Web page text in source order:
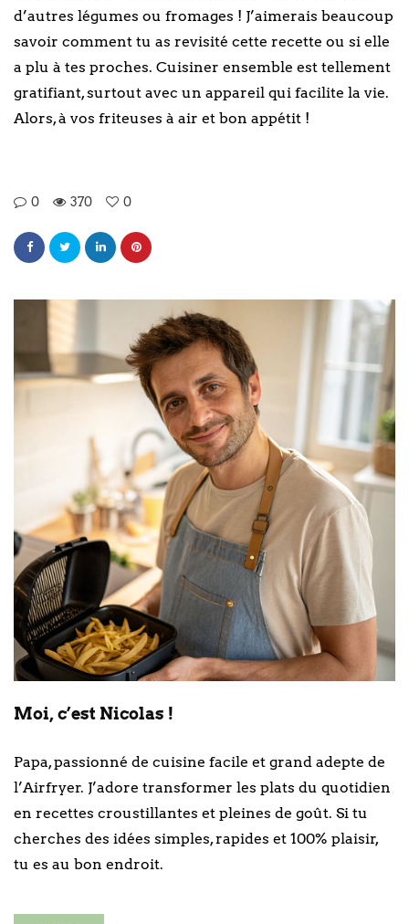
d’autres légumes ou fromages ! J’aimerais beaucoup
savoir comment tu as revisité cette recette ou si elle
a plu à tes proches. Cuisiner ensemble est tellement
gratifiant, surtout avec un appareil qui facilite la vie.
Alors, à vos friteuses à air et bon appétit !
0 370 0
Moi, c’est Nicolas !
Papa, passionné de cuisine facile et grand adepte de
l’Airfryer. J’adore transformer les plats du quotidien
en recettes croustillantes et pleines de goût. Si tu
cherches des idées simples, rapides et 100% plaisir,
tu es au bon endroit.